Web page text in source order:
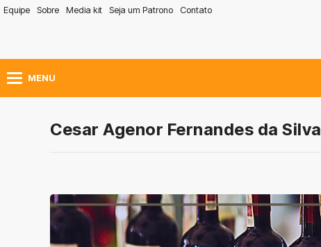
Equipe Sobre Media kit Seja um Patrono Contato
MENU
Cesar Agenor Fernandes da Silva